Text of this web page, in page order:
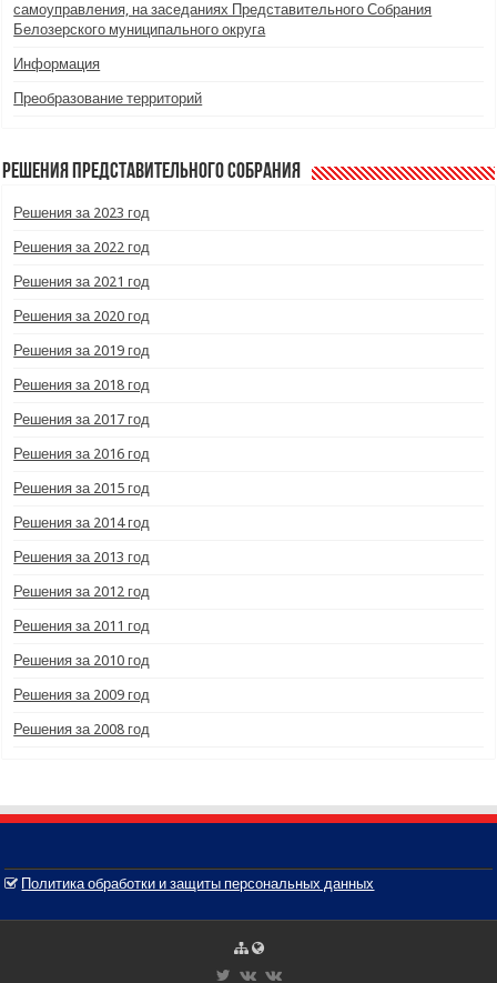
самоуправления, на заседаниях Представительного Собрания
Белозерского муниципального округа
Информация
Преобразование территорий
Решения Представительного Собрания
Решения за 2023 год
Решения за 2022 год
Решения за 2021 год
Решения за 2020 год
Решения за 2019 год
Решения за 2018 год
Решения за 2017 год
Решения за 2016 год
Решения за 2015 год
Решения за 2014 год
Решения за 2013 год
Решения за 2012 год
Решения за 2011 год
Решения за 2010 год
Решения за 2009 год
Решения за 2008 год
Политика обработки и защиты персональных данных